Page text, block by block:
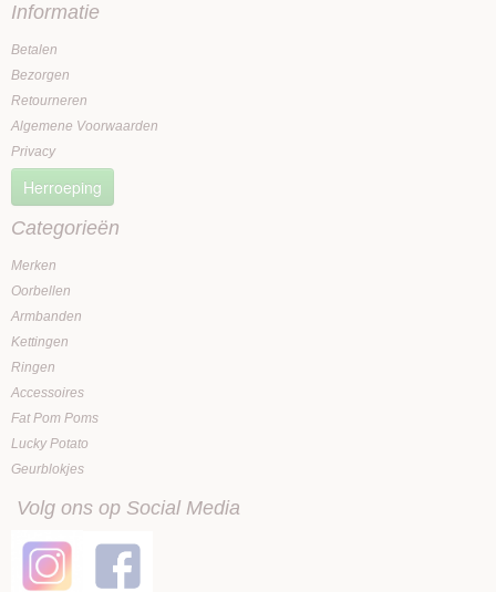
Informatie
Betalen
Bezorgen
Retourneren
Algemene Voorwaarden
Privacy
Herroeping
Categorieën
Merken
Oorbellen
Armbanden
Kettingen
Ringen
Accessoires
Fat Pom Poms
Lucky Potato
Geurblokjes
Volg ons op Social Media